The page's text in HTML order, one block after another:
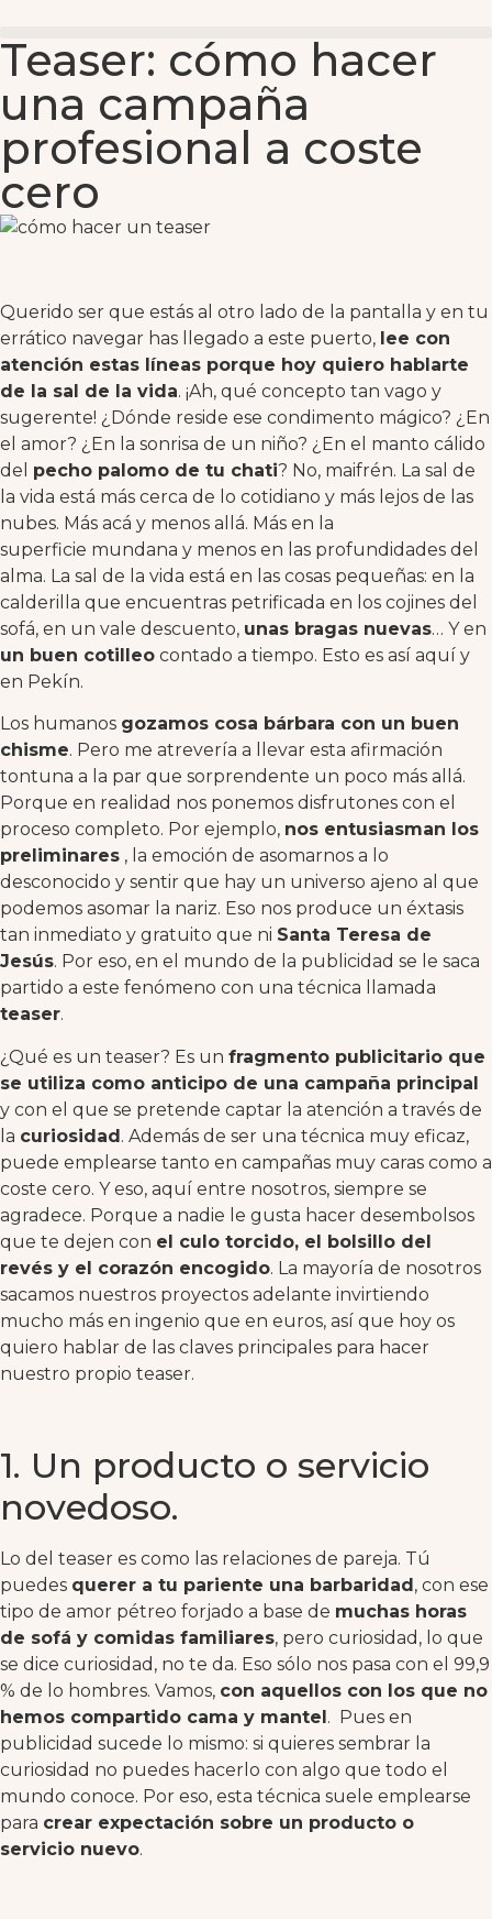
Teaser: cómo hacer
una campaña
profesional a coste
cero
Querido ser que estás al otro lado de la pantalla y en tu
errático navegar has llegado a este puerto, lee con
atención estas líneas porque hoy quiero hablarte
de la sal de la vida. ¡Ah, qué concepto tan vago y
sugerente! ¿Dónde reside ese condimento mágico? ¿En
el amor? ¿En la sonrisa de un niño? ¿En el manto cálido
del pecho palomo de tu chati? No, maifrén. La sal de
la vida está más cerca de lo cotidiano y más lejos de las
nubes. Más acá y menos allá. Más en la
superficie mundana y menos en las profundidades del
alma. La sal de la vida está en las cosas pequeñas: en la
calderilla que encuentras petrificada en los cojines del
sofá, en un vale descuento, unas bragas nuevas… Y en
un buen cotilleo contado a tiempo. Esto es así aquí y
en Pekín.
Los humanos gozamos cosa bárbara con un buen
chisme. Pero me atrevería a llevar esta afirmación
tontuna a la par que sorprendente un poco más allá.
Porque en realidad nos ponemos disfrutones con el
proceso completo. Por ejemplo, nos entusiasman los
preliminares , la emoción de asomarnos a lo
desconocido y sentir que hay un universo ajeno al que
podemos asomar la nariz. Eso nos produce un éxtasis
tan inmediato y gratuito que ni Santa Teresa de
Jesús. Por eso, en el mundo de la publicidad se le saca
partido a este fenómeno con una técnica llamada
teaser.
¿Qué es un teaser? Es un fragmento publicitario que
se utiliza como anticipo de una campaña principal
y con el que se pretende captar la atención a través de
la curiosidad. Además de ser una técnica muy eficaz,
puede emplearse tanto en campañas muy caras como a
coste cero. Y eso, aquí entre nosotros, siempre se
agradece. Porque a nadie le gusta hacer desembolsos
que te dejen con el culo torcido, el bolsillo del
revés y el corazón encogido. La mayoría de nosotros
sacamos nuestros proyectos adelante invirtiendo
mucho más en ingenio que en euros, así que hoy os
quiero hablar de las claves principales para hacer
nuestro propio teaser.
1. Un producto o servicio
novedoso.
Lo del teaser es como las relaciones de pareja. Tú
puedes querer a tu pariente una barbaridad , con ese
tipo de amor pétreo forjado a base de muchas horas
de sofá y comidas familiares, pero curiosidad, lo que
se dice curiosidad, no te da. Eso sólo nos pasa con el 99,9
% de lo hombres. Vamos, con aquellos con los que no
hemos compartido cama y mantel . Pues en
publicidad sucede lo mismo: si quieres sembrar la
curiosidad no puedes hacerlo con algo que todo el
mundo conoce. Por eso, esta técnica suele emplearse
para crear expectación sobre un producto o
servicio nuevo.